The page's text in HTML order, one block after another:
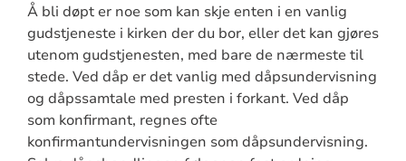
Å bli døpt er noe som kan skje enten i en vanlig
gudstjeneste i kirken der du bor, eller det kan gjøres
utenom gudstjenesten, med bare de nærmeste til
stede. Ved dåp er det vanlig med dåpsundervisning
og dåpssamtale med presten i forkant. Ved dåp
som konfirmant, regnes ofte
konfirmantundervisningen som dåpsundervisning.